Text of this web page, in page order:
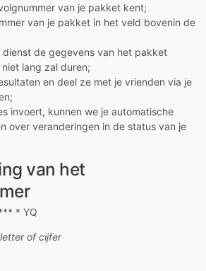
van je pakket kent;
van je pakket in het veld bovenin de
dienst de gegevens van het pakket
lang zal duren;
en deel ze met je vrienden via je
invoert, kunnen we je automatische
over veranderingen in de status van je
van het
* YQ
of cijfer